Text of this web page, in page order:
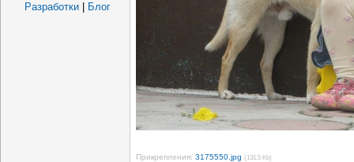
Разработки
Блог
Прикрепления: 3175550.jpg (131.5 Kb)